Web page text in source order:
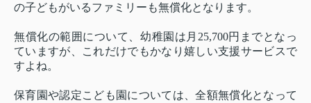
の子どもがいるファミリーも無償化となります。
無償化の範囲について、幼稚園は月25,700円までとなっ
ていますが、これだけでもかなり嬉しい支援サービスで
すよね。
保育園や認定こども園については、全額無償化となって